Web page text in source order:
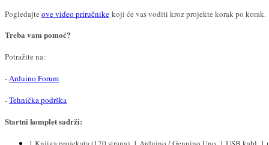
Pogledajte ove video priručnike koji će vas voditi kroz projekte korak po korak.
Treba vam pomoć?
Potražite na:
-Arduino Forum
-Tehnička podrška
Startni komplet sadrži: